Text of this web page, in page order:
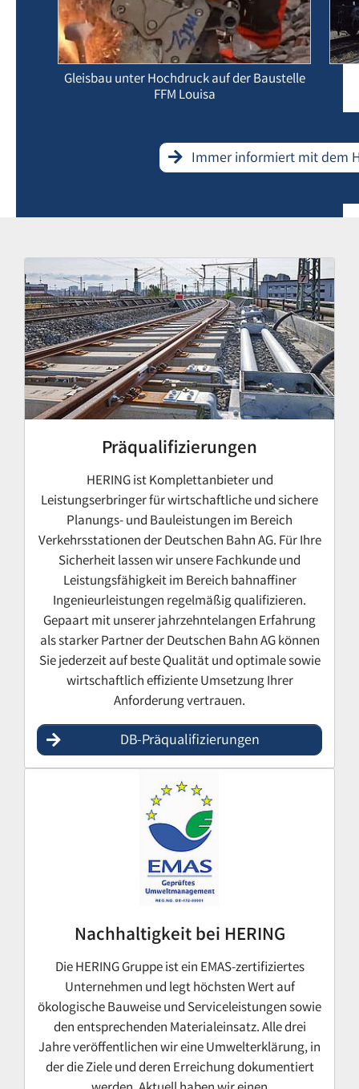
Gleisbau unter Hochdruck auf der Baustelle
FFM Louisa
Immer informiert mit dem
Präqualifizierungen
HERING ist Komplettanbieter und
Leistungserbringer für wirtschaftliche und sichere
Planungs- und Bauleistungen im Bereich
Verkehrsstationen der Deutschen Bahn AG. Für Ihre
Sicherheit lassen wir unsere Fachkunde und
Leistungsfähigkeit im Bereich bahnaffiner
Ingenieurleistungen regelmäßig qualifizieren.
Gepaart mit unserer jahrzehntelangen Erfahrung
als starker Partner der Deutschen Bahn AG können
Sie jederzeit auf beste Qualität und optimale sowie
wirtschaftlich effiziente Umsetzung Ihrer
Anforderung vertrauen.
DB-Präqualifizierungen
Nachhaltigkeit bei HERING
Die HERING Gruppe ist ein EMAS-zertifiziertes
Unternehmen und legt höchsten Wert auf
ökologische Bauweise und Serviceleistungen sowie
den entsprechenden Materialeinsatz. Alle drei
Jahre veröffentlichen wir eine Umwelterklärung, in
der die Ziele und deren Erreichung dokumentiert